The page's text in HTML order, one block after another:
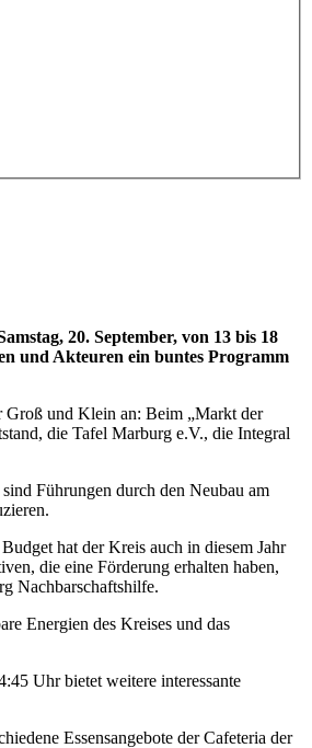
20. September, von 13 bis 18
und Akteuren ein buntes Programm
Groß und Klein an: Beim „Markt der
die Tafel Marburg e.V., die Integral
Führungen durch den Neubau am
hat der Kreis auch in diesem Jahr
die eine Förderung erhalten haben,
Nachbarschaftshilfe.
Energien des Kreises und das
Uhr bietet weitere interessante
Essensangebote der Cafeteria der